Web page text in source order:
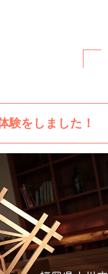
験をしました！